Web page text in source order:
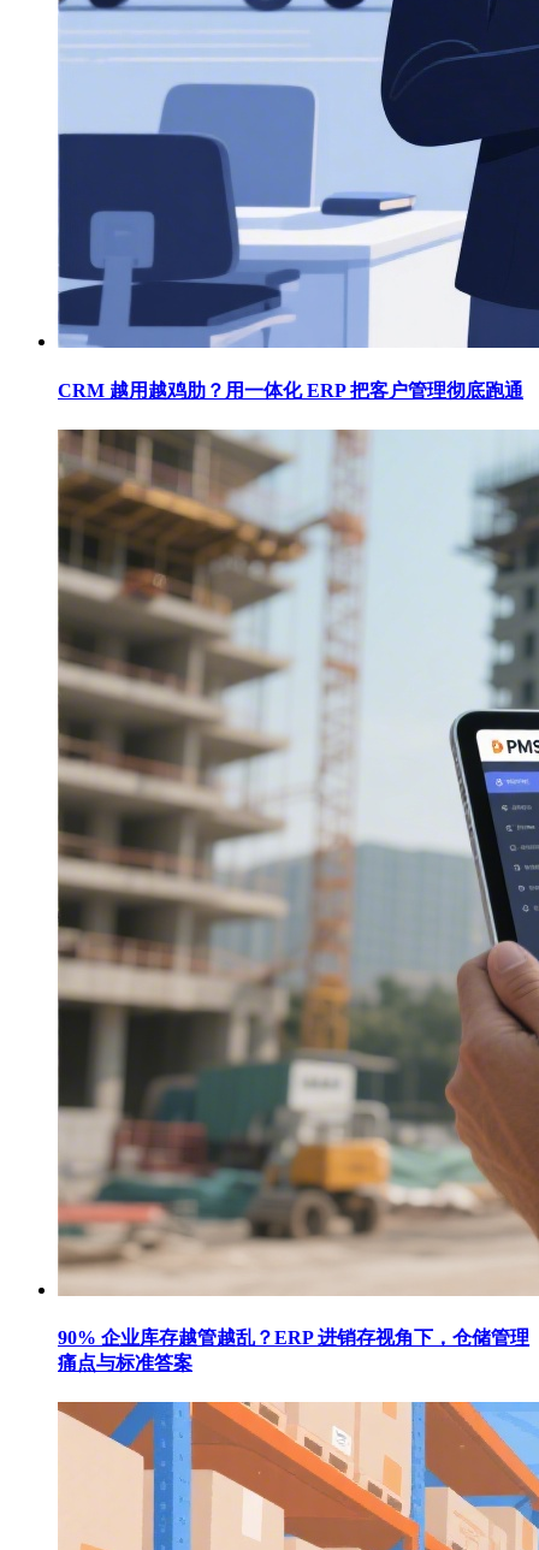
CRM 越用越鸡肋？用一体化 ERP 把客户管理彻底跑通
90% 企业库存越管越乱？ERP 进销存视角下，仓储管理
痛点与标准答案